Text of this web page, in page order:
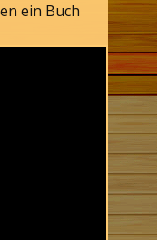
ein Buch